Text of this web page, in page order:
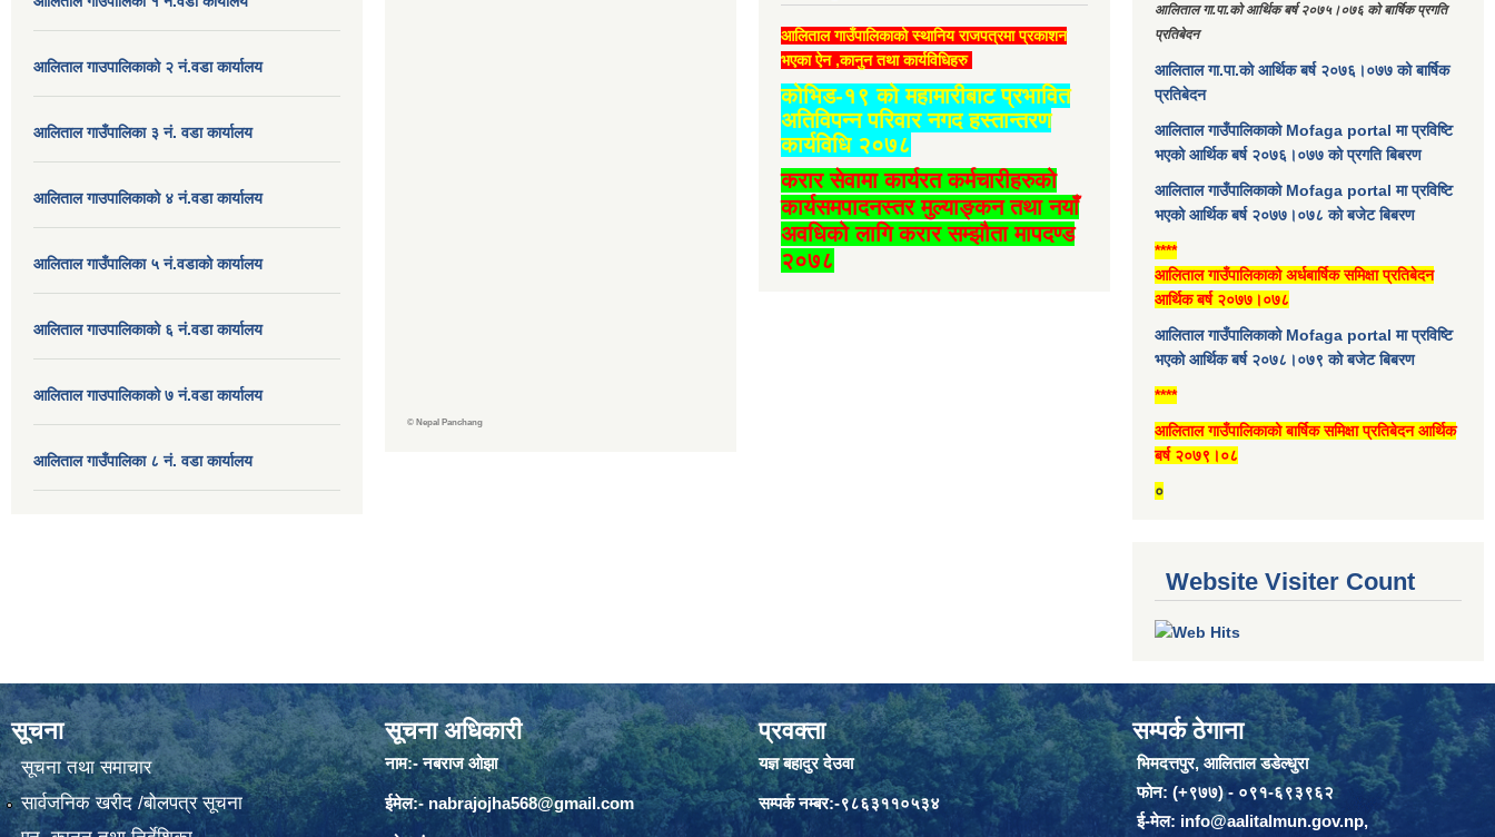
आलिताल गाउपालिकाको २ नं.वडा कार्यालय
आलिताल गाउँपालिका ३ नं. वडा कार्यालय
आलिताल गाउपालिकाको ४ नं.वडा कार्यालय
आलिताल गाउँपालिका ५ नं.वडाको कार्यालय
आलिताल गाउपालिकाको ६ नं.वडा कार्यालय
आलिताल गाउपालिकाको ७ नं.वडा कार्यालय
आलिताल गाउँपालिका ८ नं. वडा कार्यालय
© Nepal Panchang
आलिताल गाउँपालिकाको स्थानिय राजपत्रमा प्रकाशन
भएका ऐन ,कानुन तथा कार्यविधिहरु
कोभिड-१९ को महामारीबाट प्रभावित
अतिविपन्न परिवार नगद हस्तान्तरण
कार्यविधि २०७८
करार सेवामा कार्यरत कर्मचारीहरुको
कार्यसमपादनस्तर मुल्याङ्कन तथा नयाँ
अवधिको लागि करार सम्झौता मापदण्ड
२०७८
आलिताल गा.पा.को आर्थिक बर्ष २०७५।०७६ को बार्षिक प्रगति
प्रतिबेदन
आलिताल गा.पा.को आर्थिक बर्ष २०७६।०७७ को बार्षिक
प्रतिबेदन
आलिताल गाउँपालिकाको Mofaga portal मा प्रविष्टि
भएको आर्थिक बर्ष २०७६।०७७ को प्रगति बिबरण
आलिताल गाउँपालिकाको Mofaga portal मा प्रविष्टि
भएको आर्थिक बर्ष २०७७।०७८ को बजेट बिबरण
****
आलिताल गाउँपालिकाको अर्धबार्षिक समिक्षा प्रतिबेदन
आर्थिक बर्ष २०७७।०७८
आलिताल गाउँपालिकाको Mofaga portal मा प्रविष्टि
भएको आर्थिक बर्ष २०७८।०७९ को बजेट बिबरण
****
आलिताल गाउँपालिकाको बार्षिक समिक्षा प्रतिबेदन आर्थिक
बर्ष २०७९।०८
०
Website Visiter Count
सूचना
सूचना तथा समाचार
सार्वजनिक खरीद /बोलपत्र सूचना
सूचना अधिकारी
नाम:- नबराज ओझा
ईमेल:- nabrajojha568@gmail.com
प्रवक्ता
यज्ञ बहादुर देउवा
सम्पर्क नम्बर:-९८६३११०५३४
सम्पर्क ठेगाना
भिमदत्तपुर, आलिताल डडेल्धुरा
फोन: (+९७७) - ०९१-६९३९६२
ई-मेल: info@aalitalmun.gov.np,